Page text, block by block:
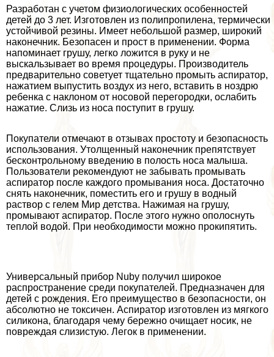
Разработан с учетом физиологических особенностей
детей до 3 лет. Изготовлен из полипропилена, термически
устойчивой резины. Имеет небольшой размер, широкий
наконечник. Безопасен и прост в применении. Форма
напоминает грушу, легко ложится в руку и не
выскальзывает во время процедуры. Производитель
предварительно советует тщательно промыть аспиратор,
нажатием выпустить воздух из него, вставить в ноздрю
ребенка с наклоном от носовой перегородки, ослабить
нажатие. Слизь из носа поступит в грушу.
Покупатели отмечают в отзывах простоту и безопасность
использования. Утолщенный наконечник препятствует
бесконтрольному введению в полость носа малыша.
Пользователи рекомендуют не забывать промывать
аспиратор после каждого промывания носа. Достаточно
снять наконечник, поместить его и грушу в водный
раствор с гелем Мир детства. Нажимая на грушу,
промывают аспиратор. После этого нужно ополоснуть
теплой водой. При необходимости можно прокипятить.
Универсальный прибор Nuby получил широкое
распространение среди покупателей. Предназначен для
детей с рождения. Его преимущество в безопасности, он
абсолютно не токсичен. Аспиратор изготовлен из мягкого
силикона, благодаря чему бережно очищает носик, не
повреждая слизистую. Легок в применении.